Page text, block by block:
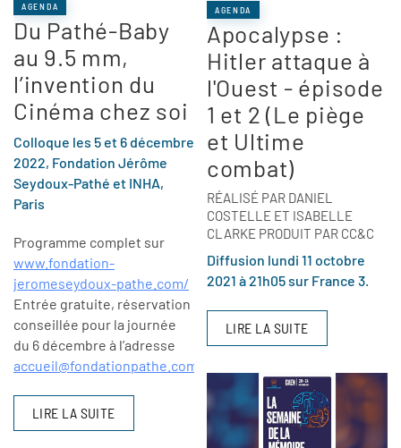
AGENDA
Du Pathé-Baby
au 9.5 mm,
l’invention du
Cinéma chez soi
Colloque les 5 et 6 décembre
2022, Fondation Jérôme
Seydoux-Pathé et INHA,
Paris
Programme complet sur
www.fondation-
jeromeseydoux-pathe.com/
Entrée gratuite, réservation
conseillée pour la journée
du 6 décembre à l’adresse
accueil@fondationpathe.com
LIRE LA SUITE
AGENDA
Apocalypse :
Hitler attaque à
l'Ouest - épisode
1 et 2 (Le piège
et Ultime
combat)
RÉALISÉ PAR DANIEL
COSTELLE ET ISABELLE
CLARKE PRODUIT PAR CC&C
Diffusion lundi 11 octobre
2021 à 21h05 sur France 3.
LIRE LA SUITE